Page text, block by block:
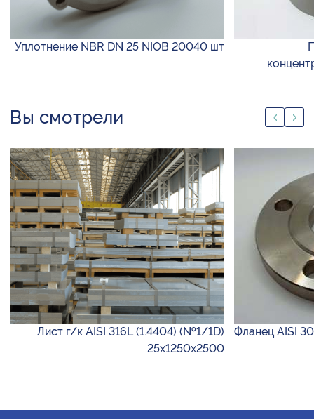
Уплотнение NBR DN 25 NIOB 20040 шт
Вы смотрели
Лист г/к AISI 316L (1.4404) (№1/1D)
25х1250х2500
Фланец AISI